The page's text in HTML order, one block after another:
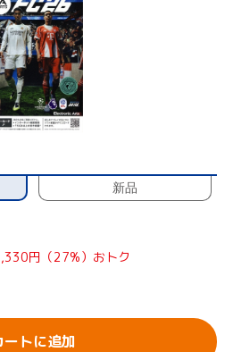
新品
円（27%）おトク
ートに追加